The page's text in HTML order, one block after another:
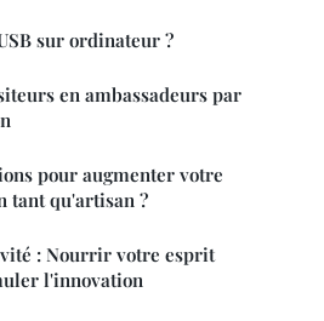
sur ordinateur ?
en ambassadeurs par
pour augmenter votre
tant qu'artisan ?
: Nourrir votre esprit
l'innovation